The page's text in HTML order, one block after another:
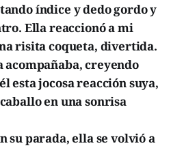
índice y dedo gordo y
Ella reaccionó a mi
risita coqueta, divertida.
creyendo
esta jocosa reacción suya,
en una sonrisa
su parada, ella se volvió a